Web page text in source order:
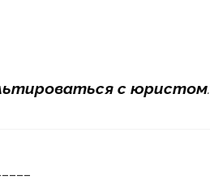
с юристом.